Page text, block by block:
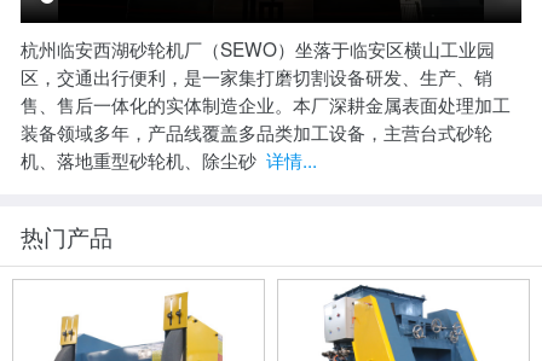
杭州临安西湖砂轮机厂（SEWO）坐落于临安区横山工业园
区，交通出行便利，是一家集打磨切割设备研发、生产、销
售、售后一体化的实体制造企业。本厂深耕金属表面处理加工
装备领域多年，产品线覆盖多品类加工设备，主营台式砂轮
机、落地重型砂轮机、除尘砂 详情...
热门产品